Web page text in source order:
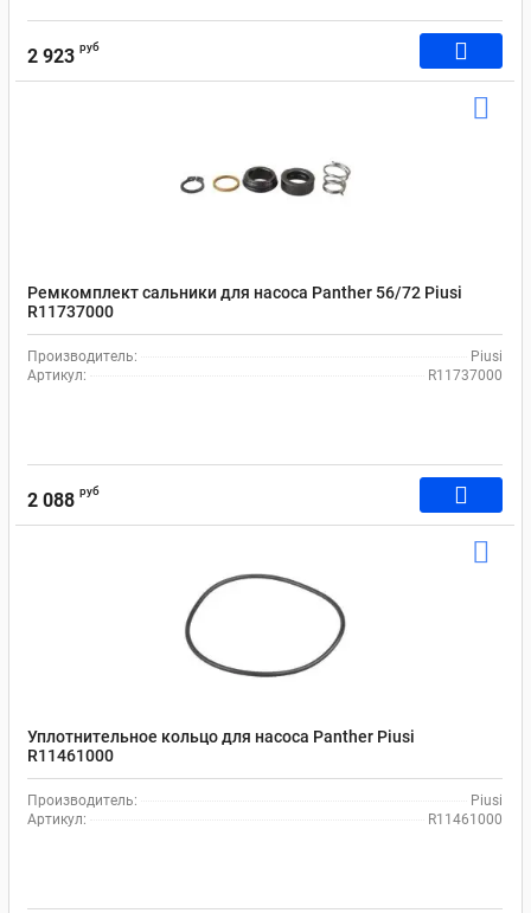
2 923 руб
Ремкомплект сальники для насоса Panther 56/72 Рiusi
R11737000
Производитель:
Piusi
Артикул:
R11737000
2 088 руб
Уплотнительное кольцо для насоса Panther Рiusi
R11461000
Производитель:
Piusi
Артикул:
R11461000